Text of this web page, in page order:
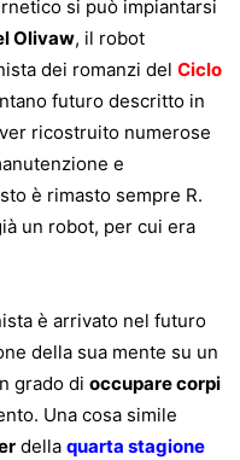
si può impiantarsi
Olivaw, il robot
dei romanzi del Ciclo
futuro descritto in
ricostruito numerose
e
è rimasto sempre R.
un robot, per cui era
è arrivato nel futuro
della sua mente su un
grado di occupare corpi
Una cosa simile
della quarta stagione